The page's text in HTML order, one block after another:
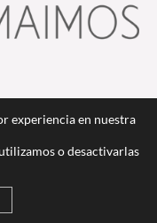
experiencia en nuestra
o desactivarlas